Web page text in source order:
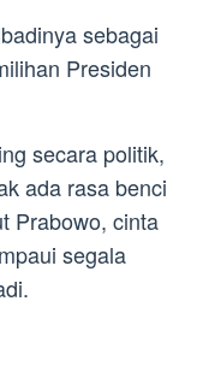
sebagai
Presiden
secara politik,
ada rasa benci
Prabowo, cinta
segala